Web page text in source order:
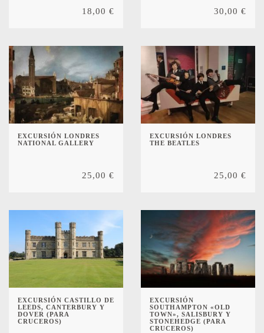
18,00 € 30,00 €
EXCURSIÓN LONDRES
NATIONAL GALLERY
25,00 €
EXCURSIÓN LONDRES
THE BEATLES
25,00 €
EXCURSIÓN CASTILLO DE
LEEDS, CANTERBURY Y
DOVER (PARA
CRUCEROS)
EXCURSIÓN
SOUTHAMPTON «OLD
TOWN», SALISBURY Y
STONEHEDGE (PARA
CRUCEROS)